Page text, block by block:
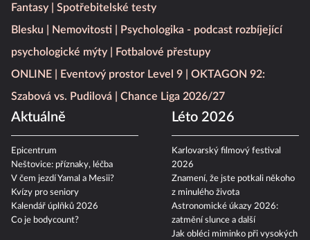
Fantasy
Spotřebitelské testy
Blesku
Nemovitosti
Psychologika - podcast rozbíjející
psychologické mýty
Fotbalové přestupy
ONLINE
Eventový prostor Level 9
OKTAGON 92:
Szabová vs. Pudilová
Chance Liga 2026/27
Aktuálně
Epicentrum
Neštovice: příznaky, léčba
V čem jezdí Yamal a Mesii?
Kvízy pro seniory
Kalendář úplňků 2026
Co je bodycount?
Léto 2026
Karlovarský filmový festival
2026
Znamení, že jste potkali někoho
z minulého života
Astronomické úkazy 2026:
zatmění slunce a další
Jak obléci miminko při vysokých